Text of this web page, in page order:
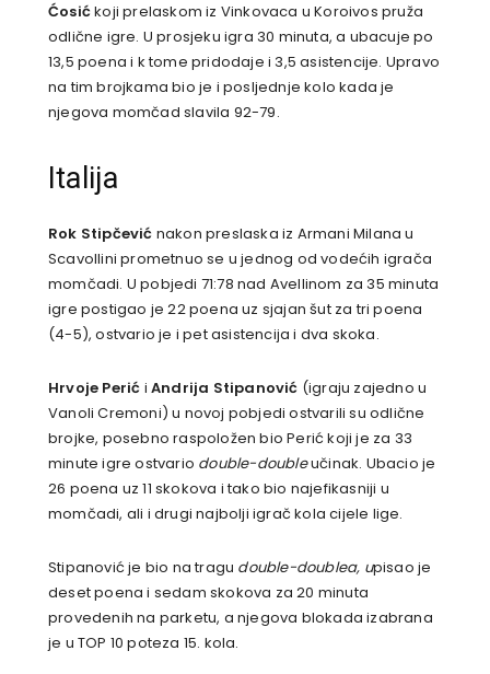
Ćosićkoji prelaskom iz Vinkovaca u Koroivos pruža
odlične igre. U prosjeku igra 30 minuta, a ubacuje po
13,5 poena i k tome pridodaje i 3,5 asistencije. Upravo
na tim brojkama bio je i posljednje kolo kada je
njegova momčad slavila 92-79.
Italija
Rok Stipčević nakon preslaska iz Armani Milana u
Scavollini prometnuo se u jednog od vodećih igrača
momčadi. U pobjedi 71:78 nad Avellinom za 35 minuta
igre postigao je 22 poena uz sjajan šut za tri poena
(4-5), ostvario je i pet asistencija i dva skoka.
Hrvoje Perić iAndrija Stipanović (igraju zajedno u
Vanoli Cremoni) u novoj pobjedi ostvarili su odlične
brojke, posebno raspoložen bio Perić koji je za 33
minute igre ostvario double-doubleučinak. Ubacio je
26 poena uz 11 skokova i tako bio najefikasniji u
momčadi, ali i drugi najbolji igrač kola cijele lige.
Stipanović je bio na tragu double-doublea, upisao je
deset poena i sedam skokova za 20 minuta
provedenih na parketu, a njegova blokada izabrana
je u TOP 10 poteza 15. kola.